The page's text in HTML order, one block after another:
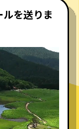
を送りま